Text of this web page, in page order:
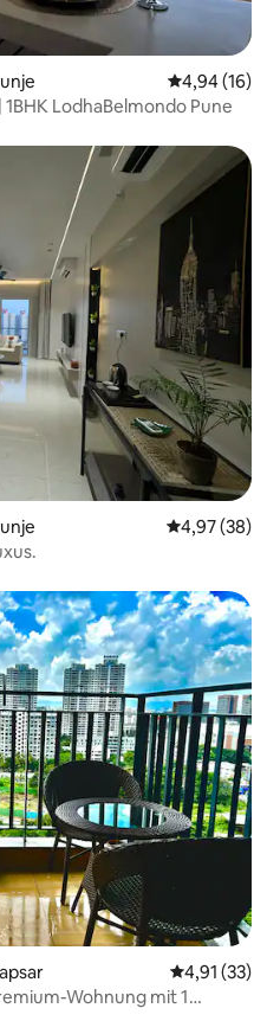
4,94 (16)
LodhaBelmondo Pune
4,97 (38)
4,91 (33)
Wohnung mit 1